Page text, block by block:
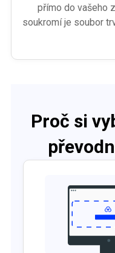
přímo do vašeho
soukromí je soubor
Proč si